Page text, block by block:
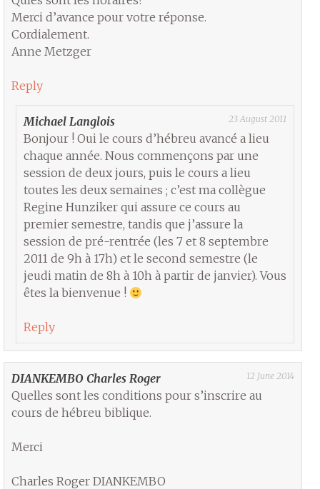
Merci d’avance pour votre réponse.
Cordialement.
Anne Metzger
Reply
Michael Langlois 23 August 2011
Bonjour ! Oui le cours d’hébreu avancé a lieu
chaque année. Nous commençons par une
session de deux jours, puis le cours a lieu
toutes les deux semaines ; c’est ma collègue
Regine Hunziker qui assure ce cours au
premier semestre, tandis que j’assure la
session de pré-rentrée (les 7 et 8 septembre
2011 de 9h à 17h) et le second semestre (le
jeudi matin de 8h à 10h à partir de janvier). Vous
êtes la bienvenue !
Reply
DIANKEMBO Charles Roger 12 June 2014
Quelles sont les conditions pour s’inscrire au
cours de hébreu biblique.
Merci
Charles Roger DIANKEMBO